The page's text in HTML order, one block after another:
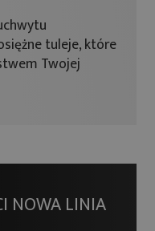
tuleje, które
Twojej
NOWA LINIA